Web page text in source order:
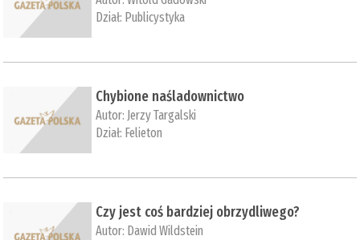
Dział: Publicystyka
Chybione naśladownictwo
Autor: Jerzy Targalski
Dział: Felieton
Czy jest coś bardziej obrzydliwego?
Autor: Dawid Wildstein